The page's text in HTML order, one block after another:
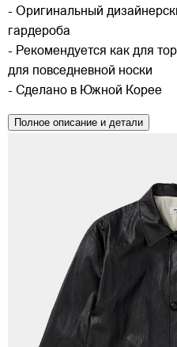
- Оригинальный
гардероба
- Рекомендуется как для
для повседневной носки
- Сделано в Южной Корее
Полное описание и детали